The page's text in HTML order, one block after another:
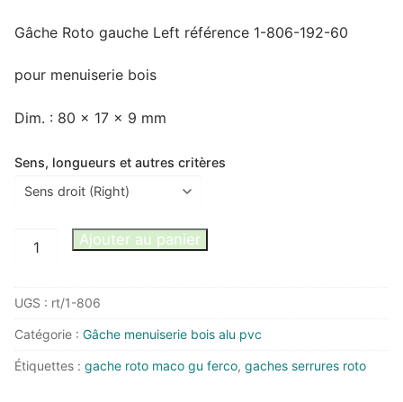
Gâche Roto gauche Left référence 1-806-192-60
pour menuiserie bois
Dim. : 80 x 17 x 9 mm
Sens, longueurs et autres critères
quantité
Roto
R
L
Ajouter au panier
UGS : rt/1-806
Catégorie : Gâche menuiserie bois alu pvc
Étiquettes : gache roto maco gu ferco, gaches serrures roto